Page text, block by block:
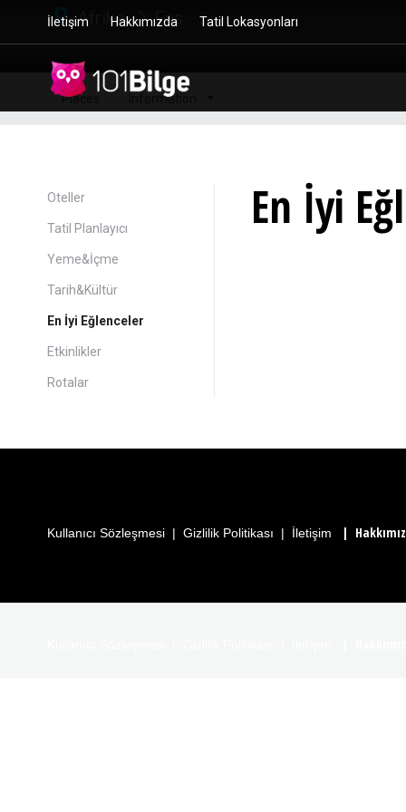
İletişim Hakkımızda Tatil Lokasyonları
Afrika Fas
Places Information
Oteller
Tatil Planlayıcı
Yeme&İçme
Tarih&Kültür
En İyi Eğlenceler
Etkinlikler
Rotalar
En İyi
Kullanıcı Sözleşmesi | Gizlilik Politikası | İletişim |